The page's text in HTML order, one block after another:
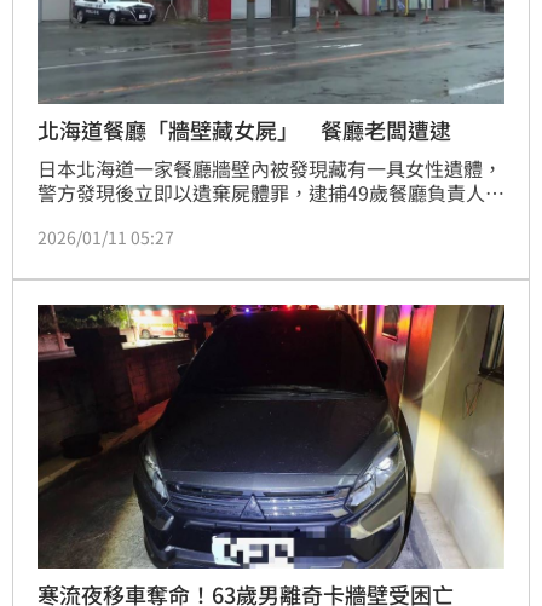
北海道餐廳「牆壁藏女屍」 餐廳老闆遭逮
日本北海道一家餐廳牆壁內被發現藏有一具女性遺體，
警方發現後立即以遺棄屍體罪，逮捕49歲餐廳負責人松
藏在於餐廳的牆壁裡。
2026/01/11 05:27
寒流夜移車奪命！63歲男離奇卡牆壁受困亡